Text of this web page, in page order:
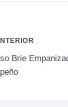
Brie